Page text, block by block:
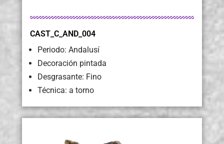
CAST_C_AND_004
Periodo: Andalusí
Decoración pintada
Desgrasante: Fino
Técnica: a torno